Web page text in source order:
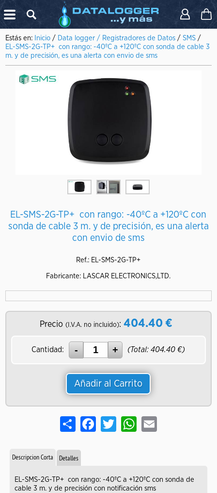
X
Estás en: Inicio / Data logger / Registradores de Datos /SMS /
EL-SMS-2G-TP+ con rango: -40ºC a +120ºC con sonda de cable 3
m. y de precisión, es una alerta con envio de sms
EL-SMS-2G-TP+ con rango: -40ºC a +120ºC con
sonda de cable 3 m. y de precisión, es una alerta
con envio de sms
Ref.: EL-SMS-2G-TP+
Fabricante: LASCAR ELECTRONICS,LTD.
Precio (I.V.A. no incluido): 404.40€
Cantidad: (Total:404.40 €)
Añadir al Carrito
Share FacebookTwitterWhatsApp
Email
Descripcion Corta Detalles
EL-SMS-2G-TP+ con rango: -40ºC a +120ºC con sonda de
cable 3 m. y de precisión con notificación sms